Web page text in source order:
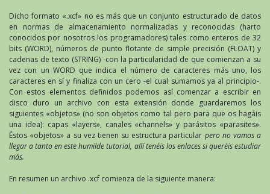
Dicho formato «.xcf» no es más que un conjunto estructurado de datos
en normas de almacenamiento normalizadas y reconocidas (harto
conocidos por nosotros los programadores) tales como enteros de 32
bits (WORD), números de punto flotante de simple precisión (FLOAT) y
cadenas de texto (STRING) -con la particularidad de que comienzan a su
vez con un WORD que indica el número de caracteres más uno, los
caracteres en sí y finaliza con un cero -el cual sumamos ya al principio-.
Con estos elementos definidos podemos así comenzar a escribir en
disco duro un archivo con esta extensión donde guardaremos los
siguientes «objetos» (no son objetos como tal pero para que os hagáis
una idea): capas «layers», canales «channels» y parásitos «parasites».
Éstos «objetos» a su vez tienen su estructura particular pero no vamos a
llegar a tanto en este humilde tutorial, allí tenéis los enlaces si queréis estudiar
más.
En resumen un archivo .xcf comienza de la siguiente manera: